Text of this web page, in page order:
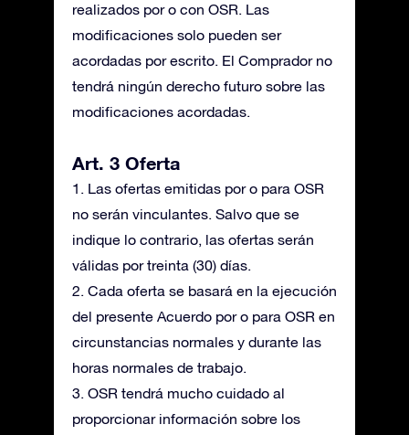
realizados por o con OSR. Las
modificaciones solo pueden ser
acordadas por escrito. El Comprador no
tendrá ningún derecho futuro sobre las
modificaciones acordadas.
Art. 3 Oferta
1. Las ofertas emitidas por o para OSR
no serán vinculantes. Salvo que se
indique lo contrario, las ofertas serán
válidas por treinta (30) días.
2. Cada oferta se basará en la ejecución
del presente Acuerdo por o para OSR en
circunstancias normales y durante las
horas normales de trabajo.
3. OSR tendrá mucho cuidado al
proporcionar información sobre los